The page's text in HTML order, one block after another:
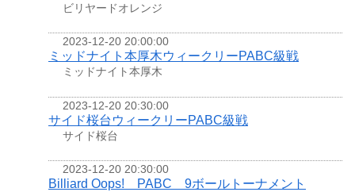
ビリヤードオレンジ
2023-12-20 20:00:00
ミッドナイト本厚木ウィークリーPABC級戦
ミッドナイト本厚木
2023-12-20 20:30:00
サイド桜台ウィークリーPABC級戦
サイド桜台
2023-12-20 20:30:00
Billiard Oops! PABC 9ボールトーナメント